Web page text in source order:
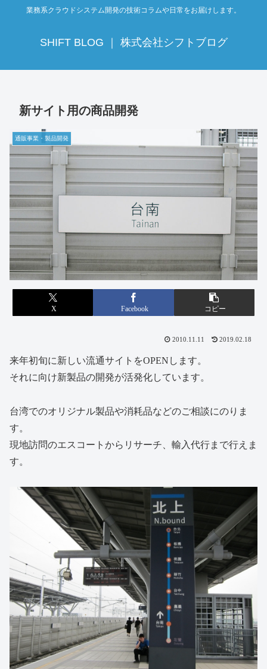
業務系クラウドシステム開発の技術コラムや日常をお届けします。
SHIFT BLOG ｜ 株式会社シフトブログ
新サイト用の商品開発
通販事業・製品開発
X Facebook コピー
2010.11.11 2019.02.18
来年初旬に新しい流通サイトをOPENします。
それに向け新製品の開発が活発化しています。
台湾でのオリジナル製品や消耗品などのご相談にのりま
す。
現地訪問のエスコートからリサーチ、輸入代行まで行えま
す。